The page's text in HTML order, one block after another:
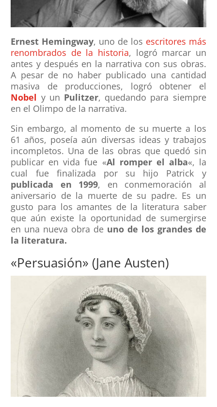
Ernest Hemingway, uno de los escritores más
renombrados de la historia, logró marcar un
antes y después en la narrativa con sus obras.
A pesar de no haber publicado una cantidad
masiva de producciones, logró obtener el
Nobel y un Pulitzer, quedando para siempre
en el Olimpo de la narrativa.
Sin embargo, al momento de su muerte a los
61 años, poseía aún diversas ideas y trabajos
incompletos. Una de las obras que quedó sin
publicar en vida fue «Al romper el alba«, la
cual fue finalizada por su hijo Patrick y
publicada en 1999, en conmemoración al
aniversario de la muerte de su padre. Es un
gusto para los amantes de la literatura saber
que aún existe la oportunidad de sumergirse
en una nueva obra de uno de los grandes de
la literatura.
«Persuasión» (Jane Austen)